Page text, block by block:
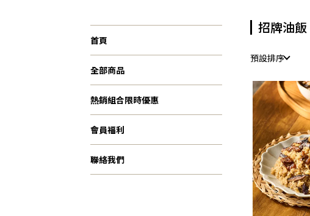
首頁
全部商品
熱銷組合限時優惠
會員福利
聯絡我們
招牌油飯
預設排序